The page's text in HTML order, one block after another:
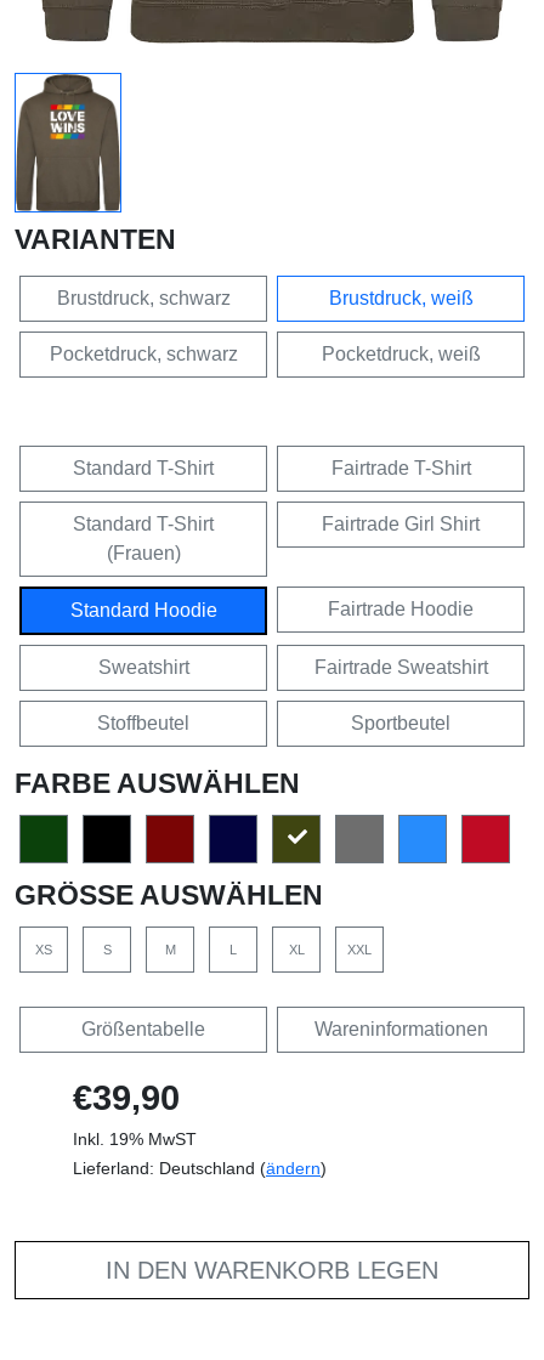
VARIANTEN
Brustdruck, schwarz Brustdruck, weiß
Pocketdruck, schwarz Pocketdruck, weiß
Standard T-Shirt Fairtrade T-Shirt
Standard T-Shirt
(Frauen)
Fairtrade Girl Shirt
Standard Hoodie Fairtrade Hoodie
Sweatshirt Fairtrade Sweatshirt
Stoffbeutel Sportbeutel
FARBE AUSWÄHLEN
GRÖSSE AUSWÄHLEN
XS S M L XL XXL
Größentabelle Wareninformationen
€39,90
Inkl. 19% MwST
Lieferland: Deutschland (ändern)
IN DEN WARENKORB LEGEN